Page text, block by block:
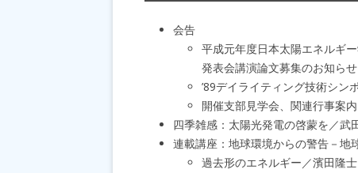
会告
平成元年度日本太陽エネルギ
発表会講演論文募集のお知らせ
’89デイライティング技術シン
開催支部見学会、関連行事案内
四季雑感：太陽光発電の啓蒙を／武
連載講座：地球環境からの警告－地
過去形のエネルギー／濱田隆士